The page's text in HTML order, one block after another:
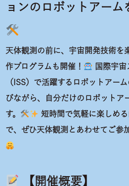
ョンのロボットアーム
天体観測の前に、宇宙開発技術を
作プログラムも開催！
国際宇
（ISS）で活躍するロボットアー
びながら、自分だけのロボットア
す。
短時間で気軽に楽しめ
で、ぜひ天体観測とあわせてご参
【開催概要】